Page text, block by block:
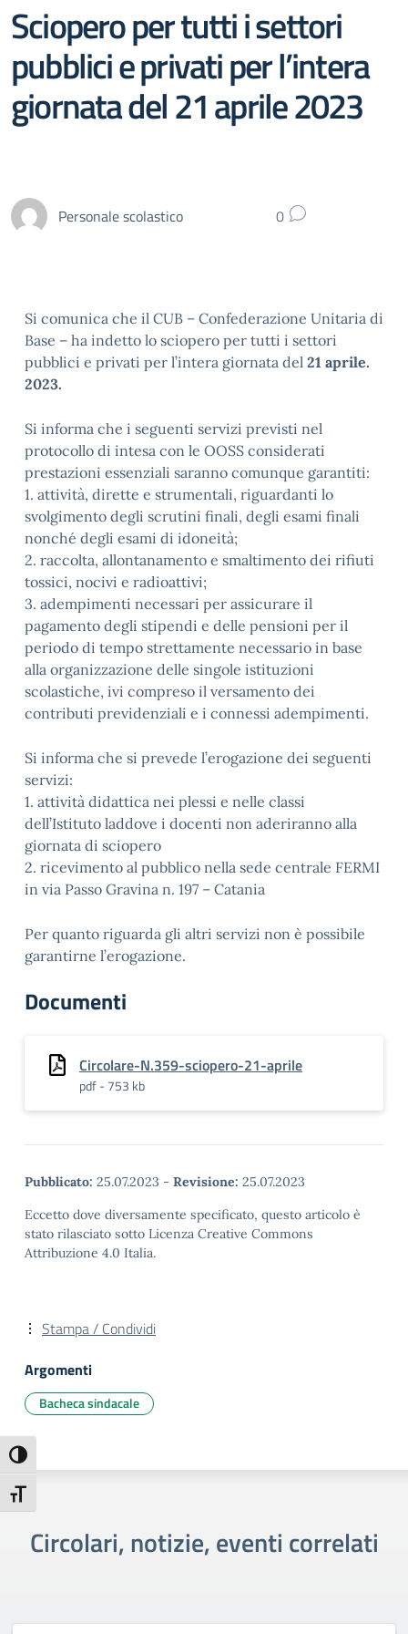
Attiva/disattiva alto contrasto
Attiva/disattiva dimensione testo
Sciopero per tutti i settori
pubblici e privati per l’intera
giornata del 21 aprile 2023
Personale scolastico 0
Si comunica che il CUB – Confederazione Unitaria di
Base – ha indetto lo sciopero per tutti i settori
pubblici e privati per l’intera giornata del 21 aprile.
2023.
Si informa che i seguenti servizi previsti nel
protocollo di intesa con le OOSS considerati
prestazioni essenziali saranno comunque garantiti:
1. attività, dirette e strumentali, riguardanti lo
svolgimento degli scrutini finali, degli esami finali
nonché degli esami di idoneità;
2. raccolta, allontanamento e smaltimento dei rifiuti
tossici, nocivi e radioattivi;
3. adempimenti necessari per assicurare il
pagamento degli stipendi e delle pensioni per il
periodo di tempo strettamente necessario in base
alla organizzazione delle singole istituzioni
scolastiche, ivi compreso il versamento dei
contributi previdenziali e i connessi adempimenti.
Si informa che si prevede l’erogazione dei seguenti
servizi:
1. attività didattica nei plessi e nelle classi
dell’Istituto laddove i docenti non aderiranno alla
giornata di sciopero
2. ricevimento al pubblico nella sede centrale FERMI
in via Passo Gravina n. 197 – Catania
Per quanto riguarda gli altri servizi non è possibile
garantirne l’erogazione.
Documenti
Circolare-N.359-sciopero-21-aprile
pdf - 753 kb
Pubblicato: 25.07.2023 - Revisione: 25.07.2023
Eccetto dove diversamente specificato, questo articolo è
stato rilasciato sotto Licenza Creative Commons
Attribuzione 4.0 Italia.
Stampa / Condividi
Argomenti
Bacheca sindacale
Circolari, notizie, eventi correlati